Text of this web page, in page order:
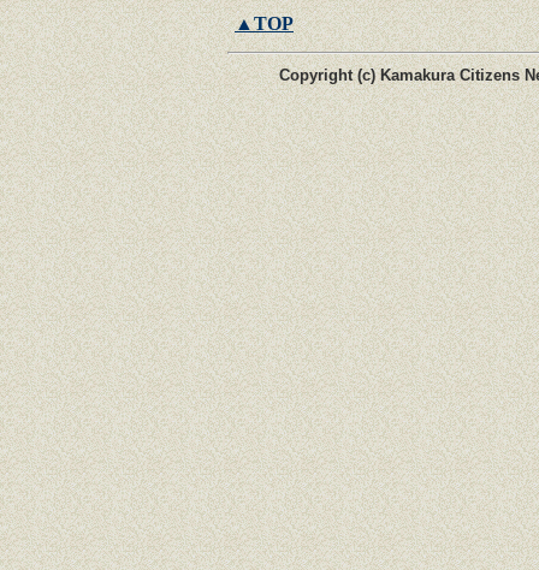
▲TOP
Copyright (c) Kamakura Citizens